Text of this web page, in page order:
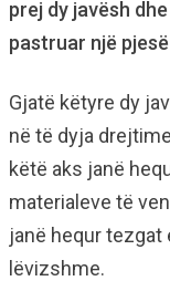
prej dy javësh
pastruar një
Gjatë këtyre dy
në të dyja
këtë aks janë
materialeve të
janë hequr
lëvizshme.